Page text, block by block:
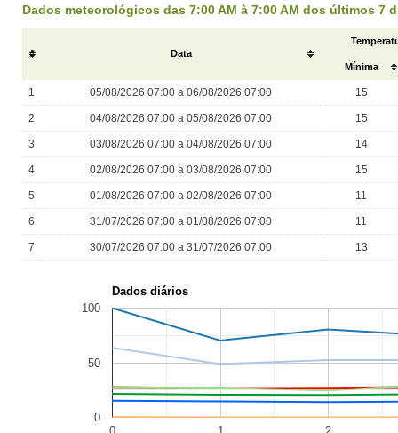
Dados meteorológicos das 7:00 AM à 7:00 AM dos últimos 7
# Data
Mínima
1 05/08/2026 07:00 a 06/08/2026 07:00 15
2 04/08/2026 07:00 a 05/08/2026 07:00 15
3 03/08/2026 07:00 a 04/08/2026 07:00 14
4 02/08/2026 07:00 a 03/08/2026 07:00 15
5 01/08/2026 07:00 a 02/08/2026 07:00 11
6 31/07/2026 07:00 a 01/08/2026 07:00 11
7 30/07/2026 07:00 a 31/07/2026 07:00 13
Dados diários
0
50
100